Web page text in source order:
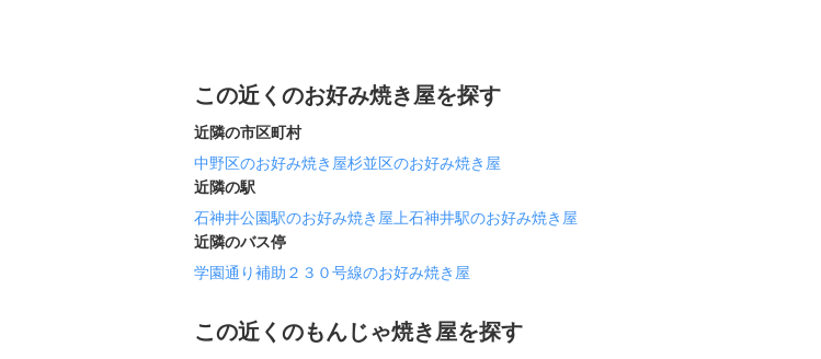
この近くのお好み焼き屋を探す
近隣の市区町村
中野区のお好み焼き屋杉並区のお好み焼き屋
近隣の駅
石神井公園駅のお好み焼き屋 上石神井駅のお好み焼き屋
近隣のバス停
学園通り補助２３０号線のお好み焼き屋
この近くのもんじゃ焼き屋を探す